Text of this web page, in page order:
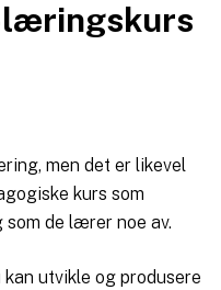
læringskurs
men det er likevel
kurs som
som de lærer noe av.
utvikle og produsere